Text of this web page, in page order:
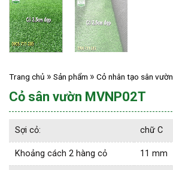
Trang chủ Sản phẩm Cỏ nhân tạo sân vườn
Cỏ sân vườn MVNP02T
Sợi cỏ: chữ C
Khoảng cách 2 hàng cỏ 11 mm